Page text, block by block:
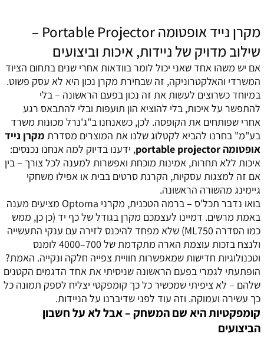
מקרן נייד אופטומה Portable Projector –
שילוב מדויק של ניידות, איכות וביצועים
אם יש משהו אחד שאני יכול לומר בוודאות אחרי שנים בתחום הציוד
המשרדי והאלקטרוניקה, זה שבחירת מקרן נכון היא לא עסק פשוט.
במיוחד כשרוצים לעשות את זה נכון בפעם הראשונה – בלי
להתפשר על איכות, בלי להוציא הון תועפות ובלי להתבאס רגע
אחרי שפותחים את הקופסה. לכן, כשאנחנו ב"ג'נרל מכונות משרד
בע"מ" בחרנו להביא לקטלוג שלנו את המוצרים מסדרת מקרן נייד
אופטומה portable projector
, ידענו בדיוק למה אנחנו נכנסים:
איכות ללא תחרות, אמינות מוכחת ואפשרות למענה לכל צורך – בין
אם זה למצגות עסקיות, הקרנת סרטים בבית או אפילו משחקי
גיימינג מהשורה הראשונה.
בואו נדבר תכל'ס – ברמה הטכנית, מקרני Optoma מציעים מענה
באמת מרשים. דמיינו לעצמכם מקרן בגודל של כף יד (כן כן, ממש
כמו הסדרה ML750) שלא מפחד להיכנס לזירה עם ענקי התעשייה
ולנצח בזכות עוצמת הארה מתקדמת של 700–4000 לומנס
וטכנולוגיות חדישות שמאפשרות חוויית צפייה חלקה ונקייה. האמת?
הופתעתי לגמרי בפעם הראשונה שניסיתי את אחד הדגמים הקטנים
שלהם – לא ציפיתי שמכשיר כל כך קומפקטי יצליח לספק תמונה כל
כך עשירה ועמוקה. וזה עוד לפני שדיברנו על הניידות.
קומפקטיות היא שם המשחק – אבל לא על חשבון
הביצועים